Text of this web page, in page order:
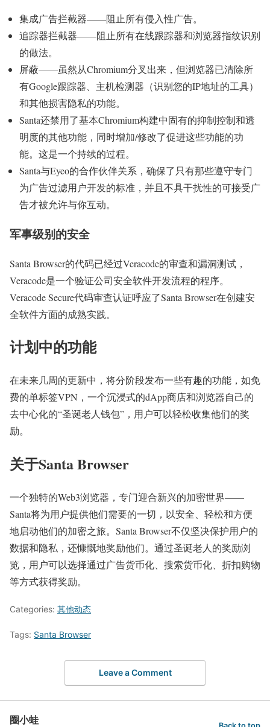
集成广告拦截器——阻止所有侵入性广告。
追踪器拦截器——阻止所有在线跟踪器和浏览器指纹识别
的做法。
屏蔽——虽然从Chromium分叉出来，但浏览器已清除所
有Google跟踪器、主机检测器（识别您的IP地址的工具）
和其他损害隐私的功能。
Santa还禁用了基本Chromium构建中固有的抑制控制和透
明度的其他功能，同时增加/修改了促进这些功能的功
能。这是一个持续的过程。
Santa与Eyeo的合作伙伴关系，确保了只有那些遵守专门
为广告过滤用户开发的标准，并且不具干扰性的可接受广
告才被允许与你互动。
军事级别的安全
Santa Browser的代码已经过Veracode的审查和漏洞测试，
Veracode是一个验证公司安全软件开发流程的程序。
Veracode Secure代码审查认证呼应了Santa Browser在创建安
全软件方面的成熟实践。
计划中的功能
在未来几周的更新中，将分阶段发布一些有趣的功能，如免
费的单标签VPN，一个沉浸式的dApp商店和浏览器自己的
去中心化的“圣诞老人钱包”，用户可以轻松收集他们的奖
励。
关于Santa Browser
一个独特的Web3浏览器，专门迎合新兴的加密世界——
Santa将为用户提供他们需要的一切，以安全、轻松和方便
地启动他们的加密之旅。Santa Browser不仅坚决保护用户的
数据和隐私，还慷慨地奖励他们。通过圣诞老人的奖励浏
览，用户可以选择通过广告货币化、搜索货币化、折扣购物
等方式获得奖励。
Categories: 其他动态
Tags: Santa Browser
Leave a Comment
圈小蛙